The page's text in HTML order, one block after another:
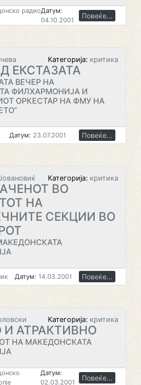
радиоДатум:
04.10.2001
Повеќе...
Категорија: критика
ЕКСТАЗАТА
ВЕЧЕР НА
ФИЛХАРМОНИЈА И
ОРКЕСТАР НА ФМУ НА
Датум: 23.07.2001 Повеќе...
Категорија: критика
ВО
НА
СЕКЦИИ ВО
Датум: 14.03.2001 Повеќе...
Категорија: критика
И АТРАКТИВНО
НА МАКЕДОНСКАТА
Датум:
02.03.2001
Повеќе...